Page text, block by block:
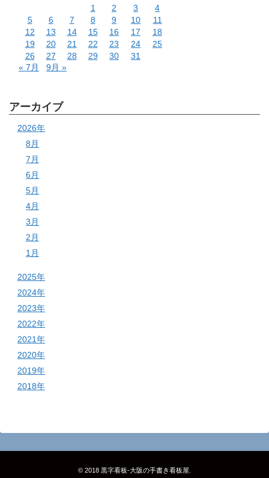
1
2 3
4
5
6 7 8 9 10
11
12
13 14 15 16 17
18
19
20 21 22 23 24
25
26
27 28 29 30
31
« 7月
9月 »
アーカイブ
2026年
8月
7月
6月
5月
4月
3月
2月
1月
2025年
2024年
2023年
2022年
2021年
2020年
2019年
2018年
© 2018 黒字看板‐大阪の手書き看板屋